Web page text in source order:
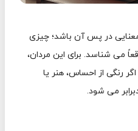
در پس آن باشد؛ چیزی
می شناسد. برای این مردان،
رنگی از احساس، هنر یا
می شود.